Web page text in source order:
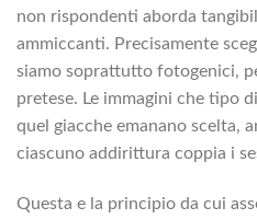
non rispondenti aborda
ammiccanti. Precisamente
siamo soprattutto fotogenici,
pretese. Le immagini che tipo
quel giacche emanano scelta,
ciascuno addirittura coppia i
Questa e la principio da cui